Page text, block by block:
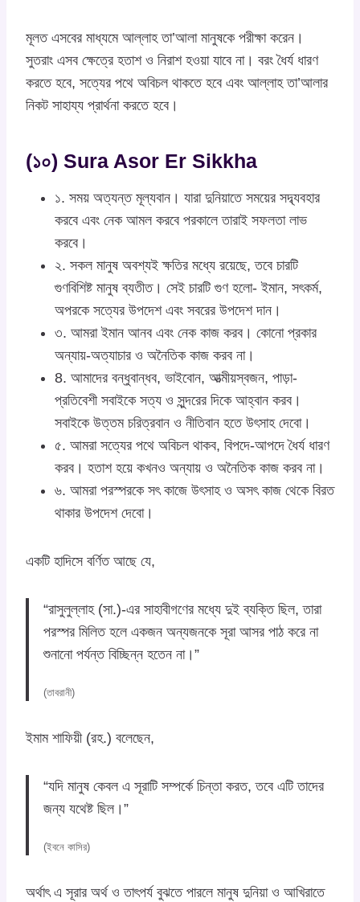
মূলত এসবের মাধ্যমে আল্লাহ তা’আলা মানুষকে পরীক্ষা করেন।
সুতরাং এসব ক্ষেত্রে হতাশ ও নিরাশ হওয়া যাবে না। বরং ধৈর্য ধারণ
করতে হবে, সত্যের পথে অবিচল থাকতে হবে এবং আল্লাহ তা’আলার
নিকট সাহায্য প্রার্থনা করতে হবে।
(১০) Sura Asor Er Sikkha
১. সময় অত্যন্ত মূল্যবান। যারা দুনিয়াতে সময়ের সদ্ব্যবহার
করবে এবং নেক আমল করবে পরকালে তারাই সফলতা লাভ
করবে।
২. সকল মানুষ অবশ্যই ক্ষতির মধ্যে রয়েছে, তবে চারটি
গুণবিশিষ্ট মানুষ ব্যতীত। সেই চারটি গুণ হলো- ইমান, সৎকর্ম,
অপরকে সত্যের উপদেশ এবং সবরের উপদেশ দান।
৩. আমরা ইমান আনব এবং নেক কাজ করব। কোনো প্রকার
অন্যায়-অত্যাচার ও অনৈতিক কাজ করব না।
8. আমাদের বন্ধুবান্ধব, ভাইবোন, আত্মীয়স্বজন, পাড়া-
প্রতিবেশী সবাইকে সত্য ও সুন্দরের দিকে আহ্বান করব।
সবাইকে উত্তম চরিত্রবান ও নীতিবান হতে উৎসাহ দেবো।
৫. আমরা সত্যের পথে অবিচল থাকব, বিপদে-আপদে ধৈর্য ধারণ
করব। হতাশ হয়ে কখনও অন্যায় ও অনৈতিক কাজ করব না।
৬. আমরা পরস্পরকে সৎ কাজে উৎসাহ ও অসৎ কাজ থেকে বিরত
থাকার উপদেশ দেবো।
একটি হাদিসে বর্ণিত আছে যে,
“রাসুলুল্লাহ (সা.)-এর সাহাবীগণের মধ্যে দুই ব্যক্তি ছিল, তারা
পরস্পর মিলিত হলে একজন অন্যজনকে সূরা আসর পাঠ করে না
শুনানো পর্যন্ত বিচ্ছিন্ন হতেন না।”
(তাবরানী)
ইমাম শাফিয়ী (রহ.) বলেছেন,
“যদি মানুষ কেবল এ সূরাটি সম্পর্কে চিন্তা করত, তবে এটি তাদের
জন্য যথেষ্ট ছিল।”
(ইবনে কাসির)
অর্থাৎ এ সূরার অর্থ ও তাৎপর্য বুঝতে পারলে মানুষ দুনিয়া ও আখিরাতে